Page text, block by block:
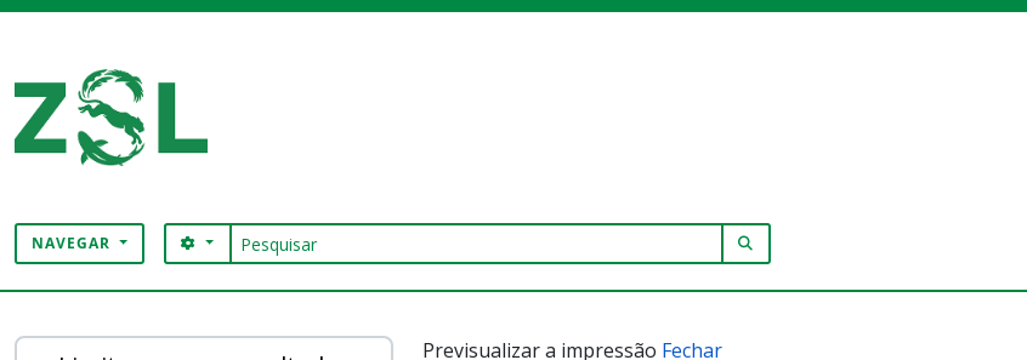
NAVEGAR Pesquisar
SEARCH OPTIONS
Previsualizar a impressão Fechar